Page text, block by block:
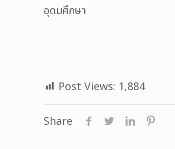
อุดมศึกษา
Post Views: 1,884
Share